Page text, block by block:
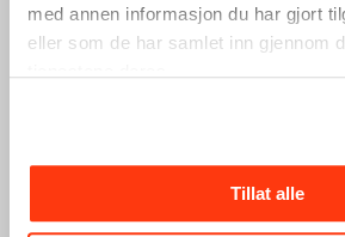
med annen informasjon du har gjort
eller som de har samlet inn gjennom
Tillat alle